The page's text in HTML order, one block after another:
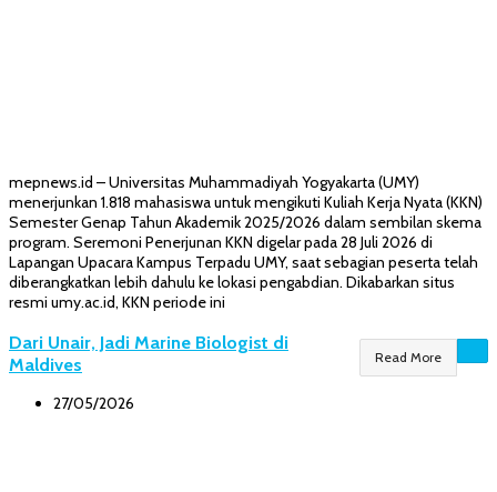
mepnews.id – Universitas Muhammadiyah Yogyakarta (UMY)
menerjunkan 1.818 mahasiswa untuk mengikuti Kuliah Kerja Nyata (KKN)
Semester Genap Tahun Akademik 2025/2026 dalam sembilan skema
program. Seremoni Penerjunan KKN digelar pada 28 Juli 2026 di
Lapangan Upacara Kampus Terpadu UMY, saat sebagian peserta telah
diberangkatkan lebih dahulu ke lokasi pengabdian. Dikabarkan situs
resmi umy.ac.id, KKN periode ini
Read More
Dari Unair, Jadi Marine Biologist di
Maldives
27/05/2026